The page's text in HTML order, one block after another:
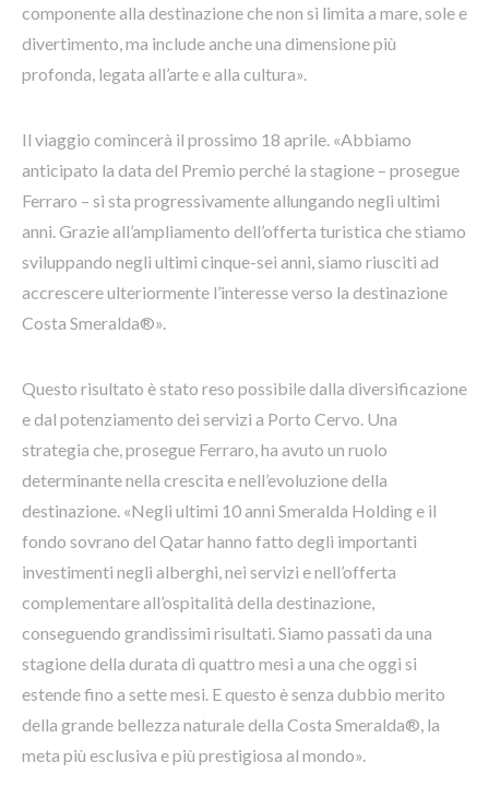
componente alla destinazione che non si limita a mare, sole e
divertimento, ma include anche una dimensione più
profonda, legata all’arte e alla cultura».
Il viaggio comincerà il prossimo 18 aprile. «Abbiamo
anticipato la data del Premio perché la stagione – prosegue
Ferraro – si sta progressivamente allungando negli ultimi
anni. Grazie all’ampliamento dell’offerta turistica che stiamo
sviluppando negli ultimi cinque-sei anni, siamo riusciti ad
accrescere ulteriormente l’interesse verso la destinazione
Costa Smeralda®».
Questo risultato è stato reso possibile dalla diversificazione
e dal potenziamento dei servizi a Porto Cervo. Una
strategia che, prosegue Ferraro, ha avuto un ruolo
determinante nella crescita e nell’evoluzione della
destinazione. «Negli ultimi 10 anni Smeralda Holding e il
fondo sovrano del Qatar hanno fatto degli importanti
investimenti negli alberghi, nei servizi e nell’offerta
complementare all’ospitalità della destinazione,
conseguendo grandissimi risultati. Siamo passati da una
stagione della durata di quattro mesi a una che oggi si
estende fino a sette mesi. E questo è senza dubbio merito
della grande bellezza naturale della Costa Smeralda®, la
meta più esclusiva e più prestigiosa al mondo».